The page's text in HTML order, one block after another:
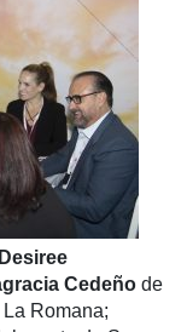
Desiree
Cedeño de
Romana;